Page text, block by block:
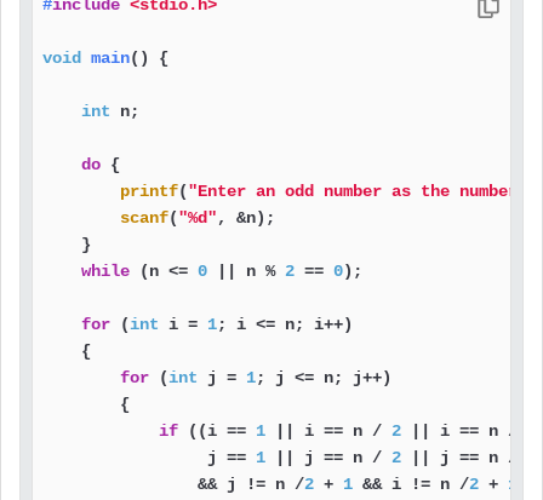
#include <stdio.h>
void main() {
int n;
do {
printf("Enter an odd number as the
scanf("%d", &n);
    }
while (n <= 0 || n % 2 == 0);
for (int i = 1; i <= n; i++)
    {
for (int j = 1; j <= n; j++)
        {
if ((i == 1 || i == n / 2 || i == n /
                 j ==
1 || j == n / 2 || j == n /
                && j != n /
2 + 1 && i != n /2 + 1